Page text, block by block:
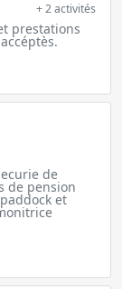
+ 2 activités
prestations
de
de pension
et